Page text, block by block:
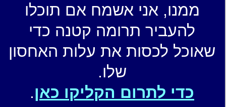
ממנו, אני אשמח אם תוכלו
להעביר תרומה קטנה כדי
שאוכל לכסות את עלות האחסון
שלו.
כדי לתרום הקליקו כאן.